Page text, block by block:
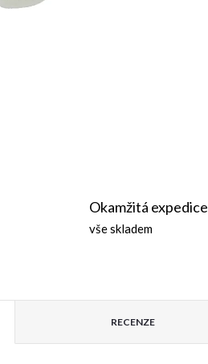
Okamžitá expedice
vše skladem
RECENZE